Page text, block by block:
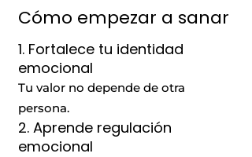
Cómo empezar a sanar
1. Fortalece tu identidad
emocional
Tu valor no depende de otra
persona.
2. Aprende regulación
emocional